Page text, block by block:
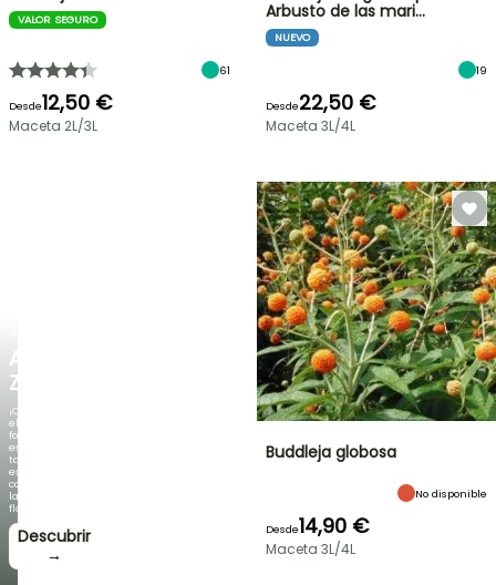
AGAPANTHUS
ZAMBEZI
¡Cuando
el
follaje
es
tan
espectacular
como
la
floración!
Descubrir
→
VALOR SEGURO
61
Desde12,50 €
Maceta 2L/3L
Arbusto de las mari…
NUEVO
19
Desde22,50 €
Maceta 3L/4L
Buddleja globosa
No disponible
Desde14,90 €
Maceta 3L/4L